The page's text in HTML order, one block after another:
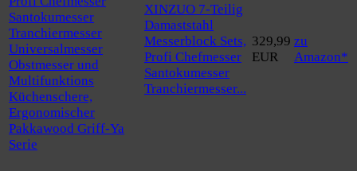
XINZUO 7-Teilig
Damaststahl
Messerblock Sets,
Profi Chefmesser
Santokumesser
Tranchiermesser...
329,99
EUR
zu
Amazon*